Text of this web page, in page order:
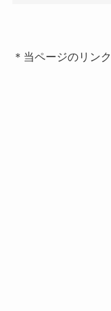
＊当ページのリン